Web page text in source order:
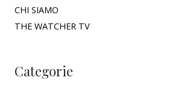
CHI SIAMO
THE WATCHER TV
Categorie